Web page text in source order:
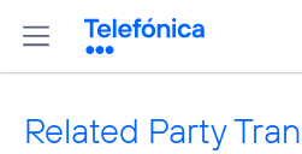
Related Party